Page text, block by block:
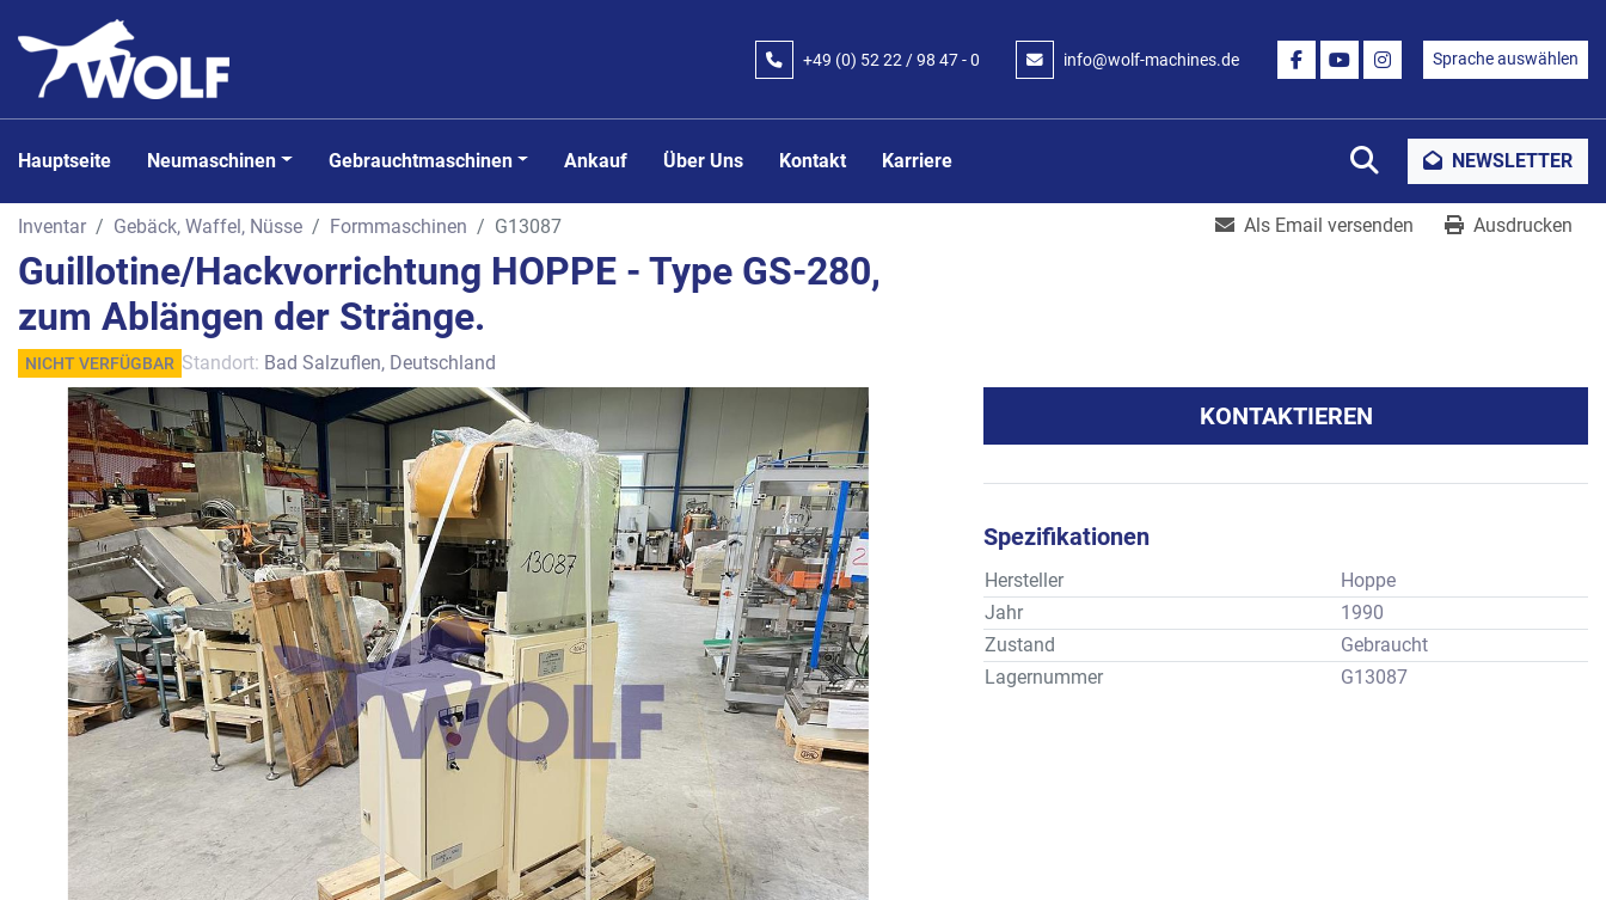
+49 (0) 52 22 / 98 47 - 0 info@wolf-machines.de
FACEBOOK
YOUTUBEINSTAGRAM
Sprache auswählen
Hauptseite Neumaschinen Gebrauchtmaschinen Ankauf Über Uns Kontakt Karriere SucheNEWSLETTER
Inventar Gebäck, Waffel, Nüsse Formmaschinen G13087 Als Email versenden Ausdrucken
Guillotine/Hackvorrichtung HOPPE - Type GS-280,
zum Ablängen der Stränge.
NICHT VERFÜGBAR Standort: Bad Salzuflen, Deutschland
KONTAKTIEREN
Spezifikationen
Hersteller
Hoppe
Jahr
1990
Zustand
Gebraucht
Lagernummer
G13087